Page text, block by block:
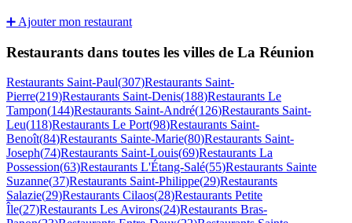
➕ Ajouter mon restaurant
Restaurants dans toutes les villes de La Réunion
Restaurants Saint-Paul(307)Restaurants Saint-
Pierre(219)Restaurants Saint-Denis(188)Restaurants Le
Tampon(144)Restaurants Saint-André(126)Restaurants Saint-
Leu(118)Restaurants Le Port(98)Restaurants Saint-
Benoît(84)Restaurants Sainte-Marie(80)Restaurants Saint-
Joseph(74)Restaurants Saint-Louis(69)Restaurants La
Possession(63)Restaurants L'Étang-Salé(55)Restaurants Sainte
Suzanne(37)Restaurants Saint-Philippe(29)Restaurants
Salazie(29)Restaurants Cilaos(28)Restaurants Petite
Île(27)Restaurants Les Avirons(24)Restaurants Bras-